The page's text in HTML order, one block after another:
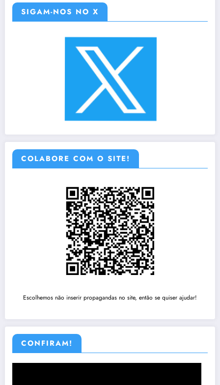
SIGAM-NOS NO X
COLABORE COM O SITE!
Escolhemos não inserir propagandas no site, então se quiser ajudar!
CONFIRAM!